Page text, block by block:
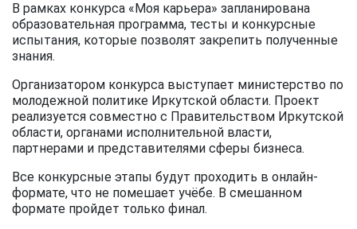
В рамках конкурса «Моя карьера» запланирована
образовательная программа, тесты и конкурсные
испытания, которые позволят закрепить полученные
знания.
Организатором конкурса выступает министерство по
молодежной политике Иркутской области. Проект
реализуется совместно с Правительством Иркутской
области, органами исполнительной власти,
партнерами и представителями сферы бизнеса.
Все конкурсные этапы будут проходить в онлайн-
формате, что не помешает учёбе. В смешанном
формате пройдет только финал.